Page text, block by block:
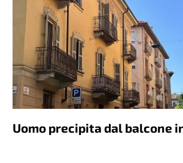
Uomo precipita dal balcone